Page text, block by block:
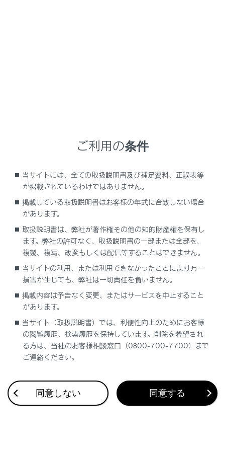
給油口を開けるには
給油口を閉めるには
合わせて見られているページ
フルタイム4WD
ドライブモードセレクトスイッチ
レーダークルーズコントロール
このページは役に立ちましたか？
ご利用の条件
当サイトには、全ての取扱説明書及び補足資料、正誤表等
が掲載されているわけではありません。
掲載している取扱説明書はお客様の年式に合致しない場合
があります。
取扱説明書は、弊社が著作権その他の知的財産権を保有し
ます。弊社の許可なく、取扱説明書の一部または全部を、
複製、複写、改変もしくは配信等することはできません。
当サイトの利用、または利用できなかったことにより万一
損害が生じても、弊社は一切責任を負いません。
掲載内容は予告なく変更、またはサービスを中止すること
があります。
当サイト（取扱説明書）では、利便性向上のためにお客様
の閲覧履歴、検索履歴を保持しています。削除を希望され
る方は、当社のお客様相談窓口（0800-700-7700）まで
ご連絡ください。
同意しない 同意する